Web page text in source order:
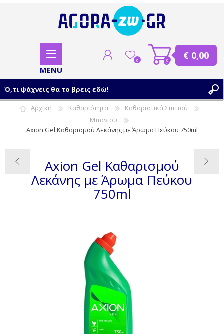
0 0 € 0,00
Αρχική Καθαριότητα
Καθαριστικά Σπιτιού
Μπάνιου
Axion Gel Καθαρισμού Λεκάνης με Άρωμα Πεύκου 750ml
Axion Gel Καθαρισμού
Λεκάνης με Άρωμα Πεύκου
750ml